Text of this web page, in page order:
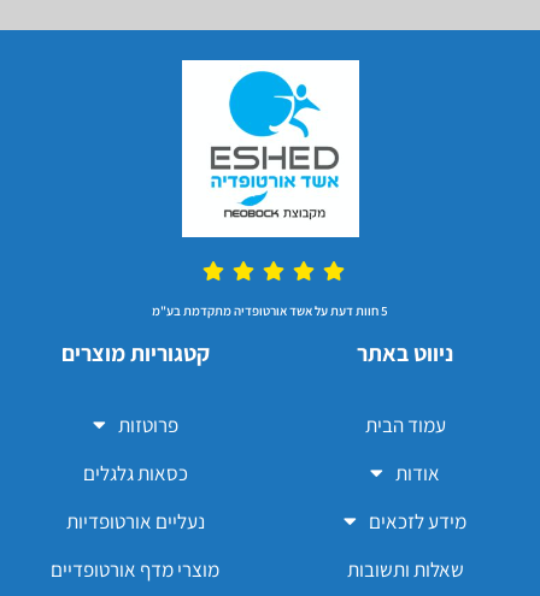
5 חוות דעת על אשד אורטופדיה מתקדמת בע"מ
ניווט באתר
עמוד הבית
אודות
מידע לזכאים
שאלות ותשובות
קטגוריות מוצרים
פרוטזות
כסאות גלגלים
נעליים אורטופדיות
מוצרי מדף אורטופדיים